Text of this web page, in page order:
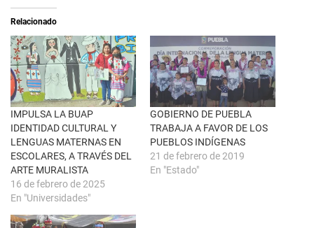
n
X
(
S
e
a
b
r
e
e
n
u
n
a
v
e
n
t
a
n
a
n
e
r
t
i
r
e
n
F
a
c
e
b
o
o
k
(
S
e
a
b
e
Relacionado
IMPULSA LA BUAP
IDENTIDAD CULTURAL Y
LENGUAS MATERNAS EN
ESCOLARES, A TRAVÉS DEL
ARTE MURALISTA
16 de febrero de 2025
En "Universidades"
GOBIERNO DE PUEBLA
TRABAJA A FAVOR DE LOS
PUEBLOS INDÍGENAS
21 de febrero de 2019
En "Estado"